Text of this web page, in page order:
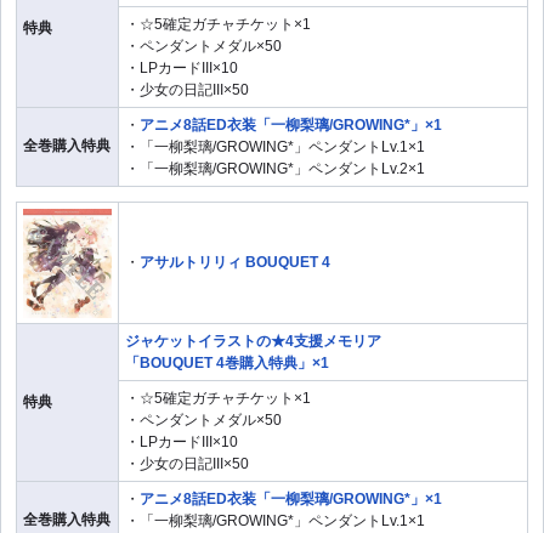
特典
・☆5確定ガチャチケット×1
・ペンダントメダル×50
・LPカードIII×10
・少女の日記III×50
全巻購入特典
・ アニメ8話ED衣装「一柳梨璃/GROWING*」×1
・「一柳梨璃/GROWING*」ペンダントLv.1×1
・「一柳梨璃/GROWING*」ペンダントLv.2×1
・ アサルトリリィ BOUQUET 4
特典
ジャケットイラストの★4支援メモリア
「BOUQUET 4巻購入特典」×1
・☆5確定ガチャチケット×1
・ペンダントメダル×50
・LPカードIII×10
・少女の日記III×50
全巻購入特典
・ アニメ8話ED衣装「一柳梨璃/GROWING*」×1
・「一柳梨璃/GROWING*」ペンダントLv.1×1